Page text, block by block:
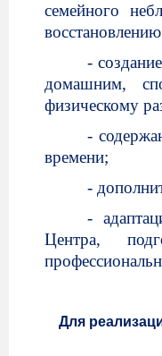
семейного
-
домашним,
физическому
-
времени;
-
-
Центра,
Для